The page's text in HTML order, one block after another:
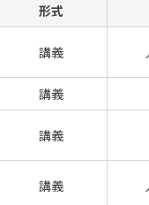
形式
講義
講義
講義
講義